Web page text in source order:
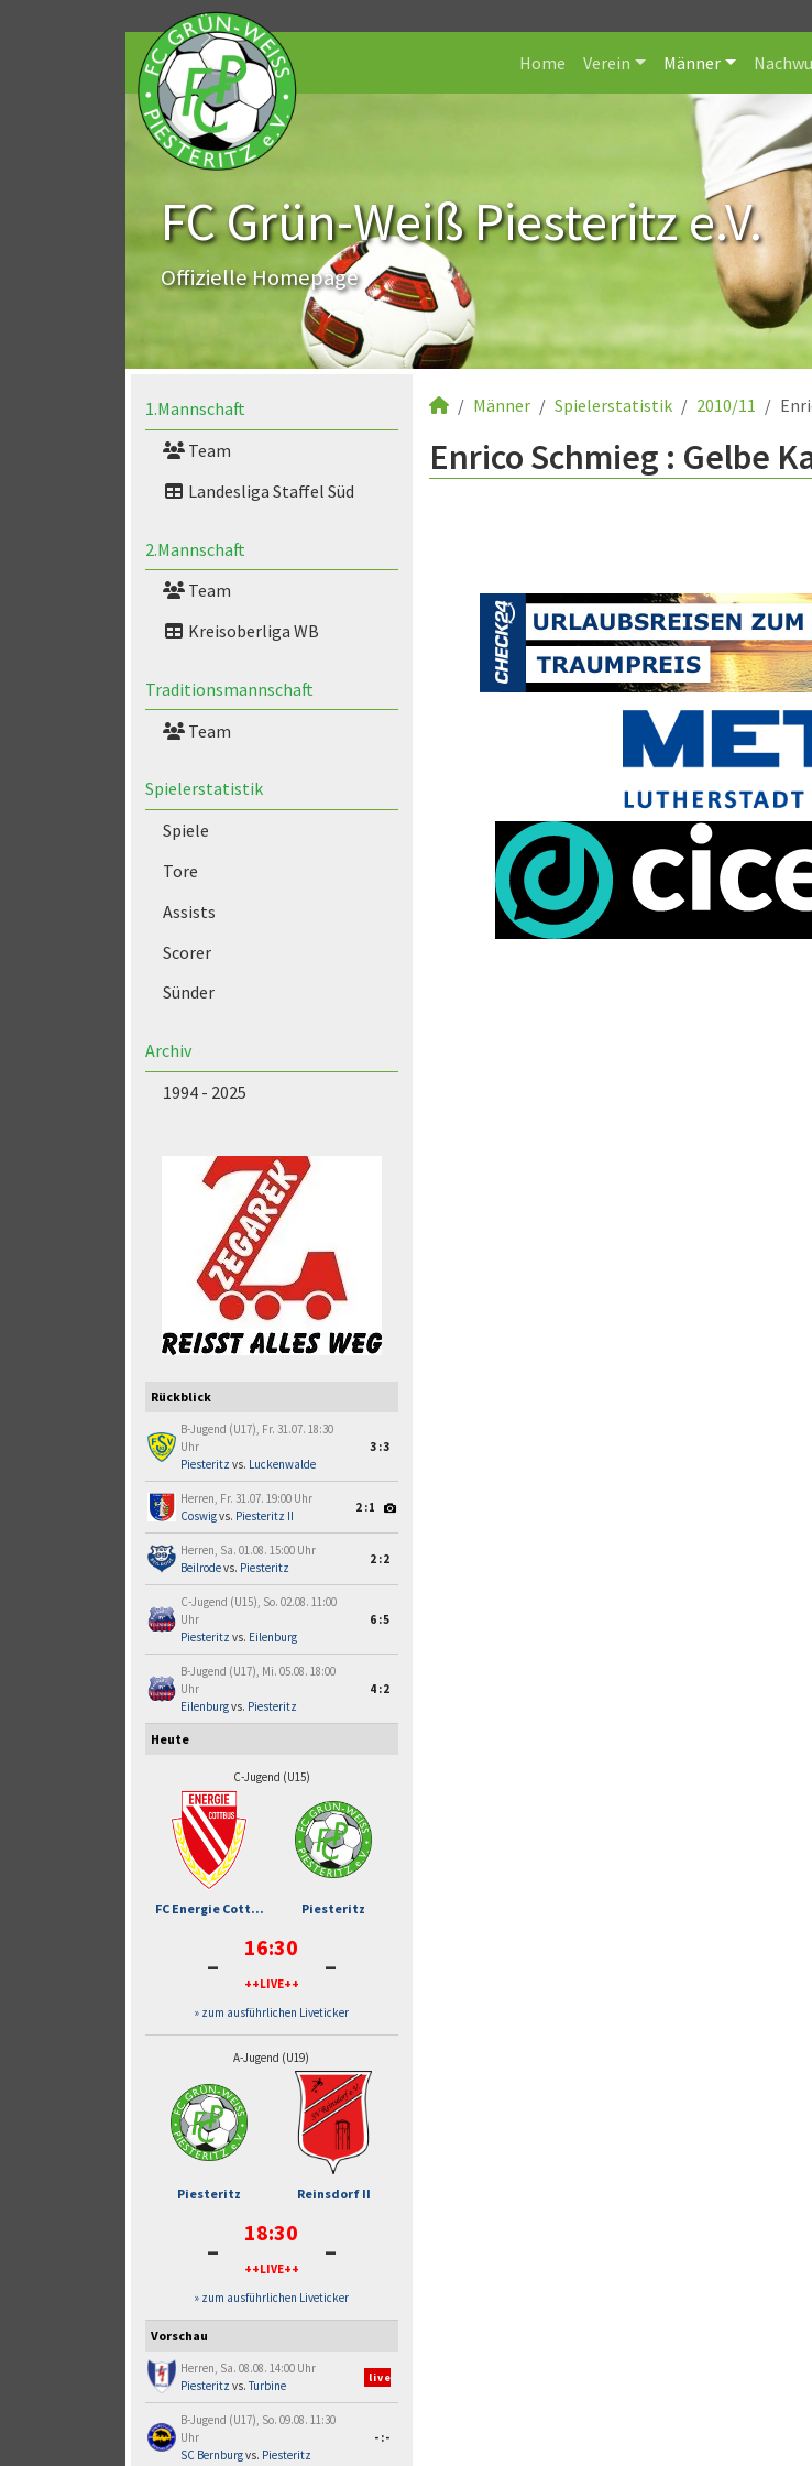
Home Verein Männer
FC Grün-Weiß Piesteritz e.V.
Offizielle Homepage
1.Mannschaft
Team
Landesliga Staffel Süd
2.Mannschaft
Team
Kreisoberliga WB
Traditionsmannschaft
Team
Spielerstatistik
Spiele
Tore
Assists
Scorer
Sünder
Archiv
1994 - 2025
Rückblick
B-Jugend (U17), Fr. 31.07. 18:30
Uhr
Piesteritz vs. Luckenwalde
3:3
Herren, Fr. 31.07. 19:00 Uhr
Coswigvs. Piesteritz II
2:1
Herren, Sa. 01.08. 15:00 Uhr
Beilrodevs. Piesteritz
2:2
C-Jugend (U15), So. 02.08. 11:00
Uhr
Piesteritz vs. Eilenburg
6:5
B-Jugend (U17), Mi. 05.08. 18:00
Uhr
Eilenburgvs. Piesteritz
4:2
Heute
C-Jugend (U15)
FC Energie Cott... Piesteritz
- 16:30
++LIVE++ -
» zum ausführlichen Liveticker
A-Jugend (U19)
Piesteritz Reinsdorf II
- 18:30
++LIVE++ -
» zum ausführlichen Liveticker
Vorschau
Herren, Sa. 08.08. 14:00 Uhr
Piesteritz vs.Turbine
live
B-Jugend (U17), So. 09.08. 11:30
Uhr
SC Bernburgvs. Piesteritz
-:-
Männer Spielerstatistik 2010/11
Enrico Schmieg : Gelbe